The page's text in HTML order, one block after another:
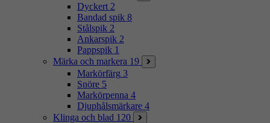
Dyckert 2
Bandad spik 8
Stålspik 2
Ankarspik 2
Pappspik 1
Märka och markera 19
Markörfärg 3
Snöre 5
Markörpenna 4
Djuphålsmärkare 4
Klinga och blad 120